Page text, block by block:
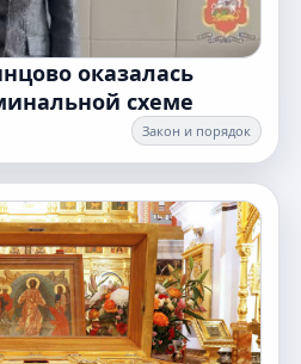
оказалась
схеме
Закон и порядок